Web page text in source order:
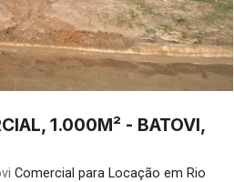
1.000M² - BATOVI,
Comercial para Locação em Rio